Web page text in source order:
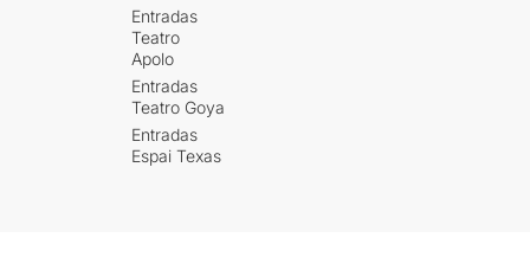
Entradas
Teatro
Apolo
Entradas
Teatro Goya
Entradas
Espai Texas